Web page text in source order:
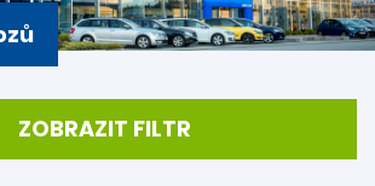
ZOBRAZIT FILTR